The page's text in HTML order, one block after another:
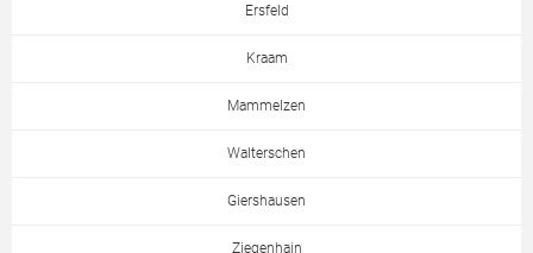
Ersfeld
Kraam
Mammelzen
Walterschen
Giershausen
Ziegenhain